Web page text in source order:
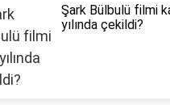
Şark Bülbulü filmi
yılında çekildi?